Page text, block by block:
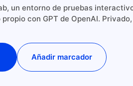
un entorno de pruebas
con GPT de OpenAI.
Añadir marcador